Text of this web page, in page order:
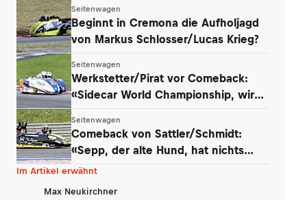
Seitenwagen
Beginnt in Cremona die Aufholjagd
von Markus Schlosser/Lucas Krieg?
Seitenwagen
Werkstetter/Pirat vor Comeback:
«Sidecar World Championship, wir
Seitenwagen
Comeback von Sattler/Schmidt:
«Sepp, der alte Hund, hat nichts
verlernt»
Im Artikel erwähnt
Max Neukirchner